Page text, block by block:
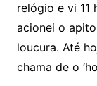
relógio e vi 11
acionei o
loucura. Até
chama de o